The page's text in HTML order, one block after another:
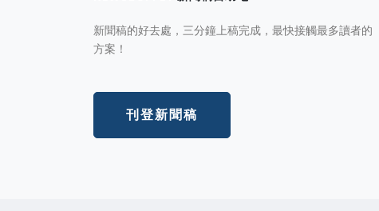
新聞稿的好去處，三分鐘上稿完成，最快接觸最多讀者的
方案！
刊登新聞稿